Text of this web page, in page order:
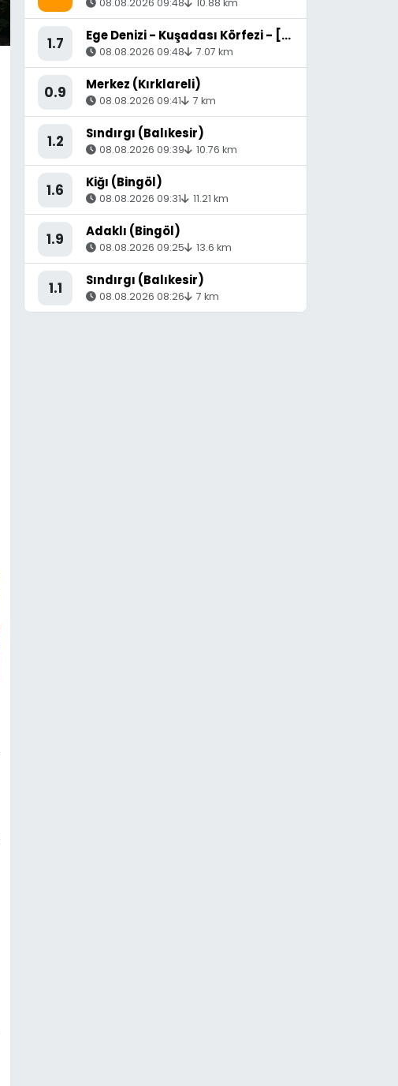
08.08.2026 09:48 10.88 km
1.7 Ege Denizi - Kuşadası Körfezi - [15.63 km] Söke (Aydın)
08.08.2026 09:48 7.07 km
0.9 Merkez (Kırklareli)
08.08.2026 09:41 7 km
1.2 Sındırgı (Balıkesir)
08.08.2026 09:39 10.76 km
1.6 Kiğı (Bingöl)
08.08.2026 09:31 11.21 km
1.9 Adaklı (Bingöl)
08.08.2026 09:25 13.6 km
1.1 Sındırgı (Balıkesir)
08.08.2026 08:26 7 km